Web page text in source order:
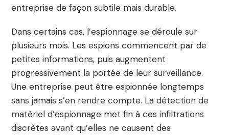
entreprise de façon subtile mais durable.
Dans certains cas, l’espionnage se déroule sur
plusieurs mois. Les espions commencent par de
petites informations, puis augmentent
progressivement la portée de leur surveillance.
Une entreprise peut être espionnée longtemps
sans jamais s’en rendre compte. La détection de
matériel d’espionnage met fin à ces infiltrations
discrètes avant qu’elles ne causent des